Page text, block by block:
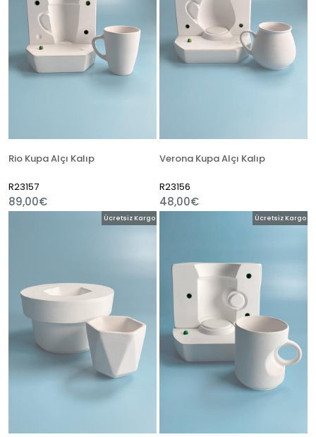
Rio Kupa Alçı Kalıp
R23157
89,00€
Verona Kupa Alçı Kalıp
R23156
48,00€
Ücretsiz Kargo Ücretsiz Kargo